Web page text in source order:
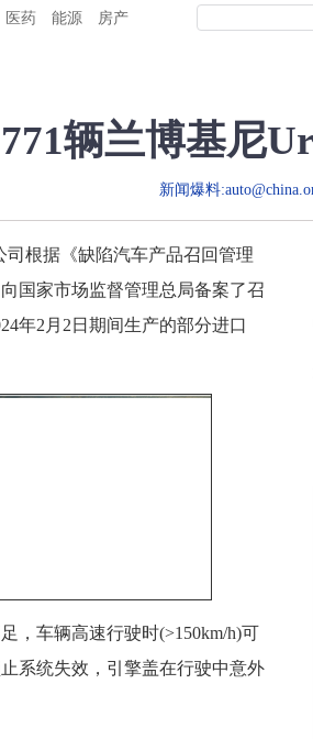
医药 能源 房产
辆兰博基尼
新闻爆料
根据《缺陷汽车产品召回管理
国家市场监督管理总局备案了召
年2月2日期间生产的部分进口
车辆高速行驶时(>150km/h)可
系统失效，引擎盖在行驶中意外